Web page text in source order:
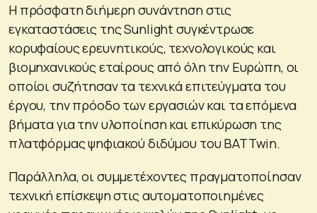
Η πρόσφατη διήμερη συνάντηση στις
εγκαταστάσεις της Sunlight συγκέντρωσε
κορυφαίους ερευνητικούς, τεχνολογικούς και
βιομηχανικούς εταίρους από όλη την Ευρώπη, οι
οποίοι συζήτησαν τα τεχνικά επιτεύγματα του
έργου, την πρόοδο των εργασιών και τα επόμενα
βήματα για την υλοποίηση και επικύρωση της
πλατφόρμας ψηφιακού διδύμου του BATTwin.
Παράλληλα, οι συμμετέχοντες πραγματοποίησαν
τεχνική επίσκεψη στις αυτοματοποιημένες